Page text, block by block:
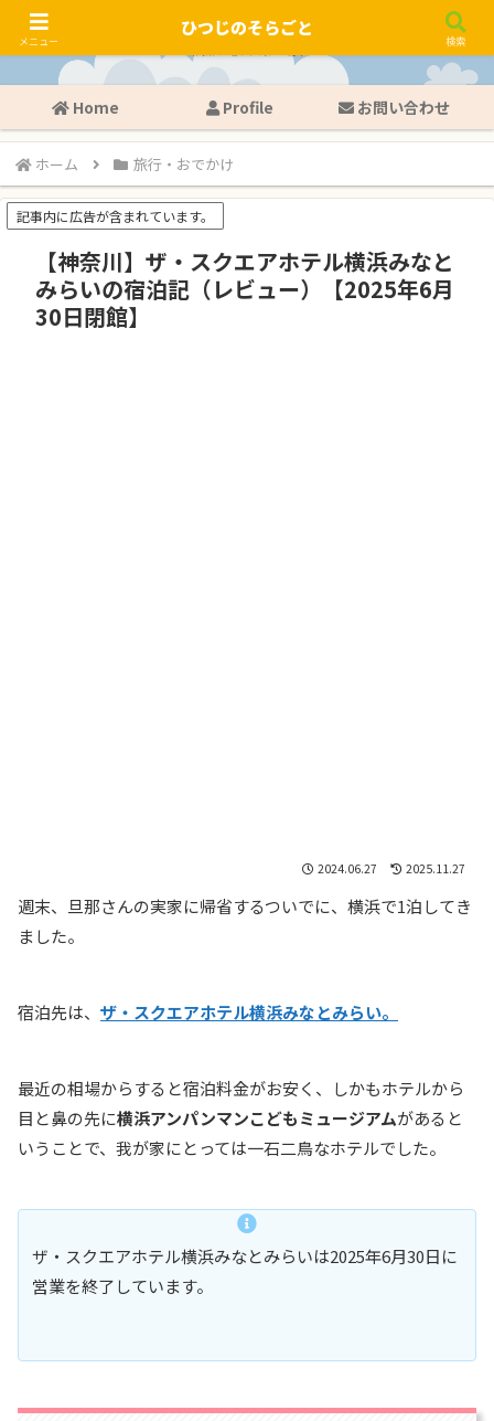
Home Profile お問い合わせ
ホーム 旅行・おでかけ
記事内に広告が含まれています。
【神奈川】ザ・スクエアホテル横浜みなと
みらいの宿泊記（レビュー）【2025年6月
30日閉館】
2024.06.27 2025.11.27
週末、旦那さんの実家に帰省するついでに、横浜で1泊してき
ました。
宿泊先は、 ザ・スクエアホテル横浜みなとみらい。
最近の相場からすると宿泊料金がお安く、しかもホテルから
目と鼻の先に横浜アンパンマンこどもミュージアムがあると
いうことで、我が家にとっては一石二鳥なホテルでした。
ザ・スクエアホテル横浜みなとみらいは2025年6月30日に
営業を終了しています。
メニュー
ひつじのそらごと
検索